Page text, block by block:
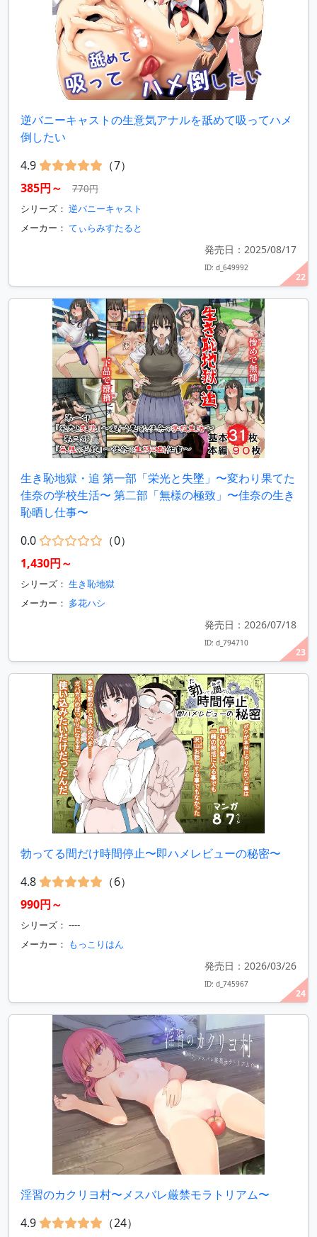
22
逆バニーキャストの生意気アナルを舐めて吸ってハメ
倒したい
4.9
（7）
385円～
770円
シリーズ： 逆バニーキャスト
メーカー： てぃらみすたると
発売日：2025/08/17
ID: d_649992
23
生き恥地獄・追 第一部「栄光と失墜」〜変わり果てた
佳奈の学校生活〜 第二部「無様の極致」〜佳奈の生き
恥晒し仕事〜
0.0
（0）
1,430円～
シリーズ： 生き恥地獄
メーカー： 多花ハシ
発売日：2026/07/18
ID: d_794710
24
勃ってる間だけ時間停止〜即ハメレビューの秘密〜
4.8
（6）
990円～
シリーズ： ----
メーカー： もっこりはん
発売日：2026/03/26
ID: d_745967
淫習のカクリヨ村〜メスバレ厳禁モラトリアム〜
4.9
（24）